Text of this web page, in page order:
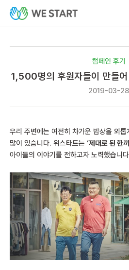
캠페인 후기
1,500명의 후원자들이 만들어
2019-03-28
우리 주변에는 여전히 차가운 밥상을 외롭
많이 있습니다. 위스타트는 ‘제대로 된 한
아이들의 이야기를 전하고자 노력했습니